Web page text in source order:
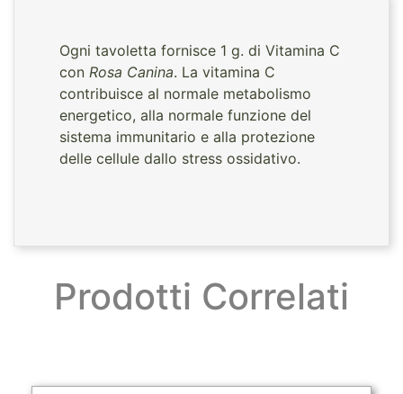
Ogni tavoletta fornisce 1 g. di Vitamina C
con Rosa Canina. La vitamina C
contribuisce al normale metabolismo
energetico, alla normale funzione del
sistema immunitario e alla protezione
delle cellule dallo stress ossidativo.
Prodotti Correlati